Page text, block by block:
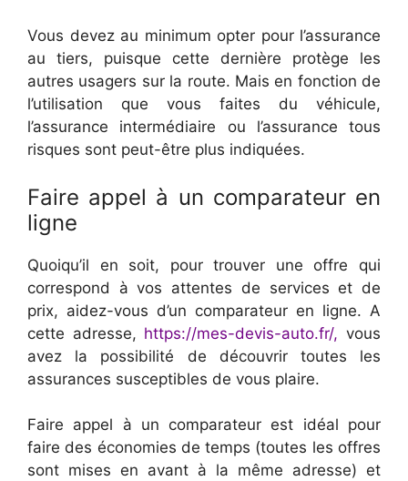
Vous devez au minimum opter pour l’assurance
au tiers, puisque cette dernière protège les
autres usagers sur la route. Mais en fonction de
l’utilisation que vous faites du véhicule,
l’assurance intermédiaire ou l’assurance tous
risques sont peut-être plus indiquées.
Faire appel à un comparateur en
ligne
Quoiqu’il en soit, pour trouver une offre qui
correspond à vos attentes de services et de
prix, aidez-vous d’un comparateur en ligne. A
cette adresse, https://mes-devis-auto.fr/, vous
avez la possibilité de découvrir toutes les
assurances susceptibles de vous plaire.
Faire appel à un comparateur est idéal pour
faire des économies de temps (toutes les offres
sont mises en avant à la même adresse) et